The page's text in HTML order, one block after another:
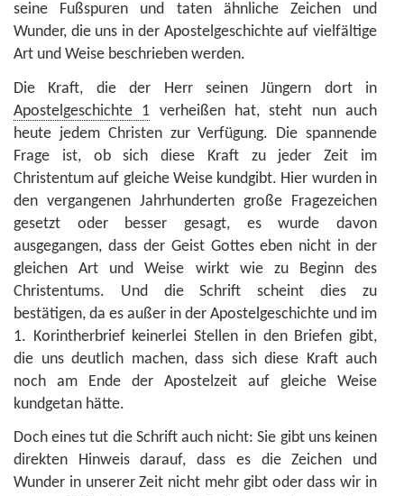
seine Fußspuren und taten ähnliche Zeichen und
Wunder, die uns in der Apostelgeschichte auf vielfältige
Art und Weise beschrieben werden.
Die Kraft, die der Herr seinen Jüngern dort in
Apostelgeschichte 1 verheißen hat, steht nun auch
heute jedem Christen zur Verfügung. Die spannende
Frage ist, ob sich diese Kraft zu jeder Zeit im
Christentum auf gleiche Weise kundgibt. Hier wurden in
den vergangenen Jahrhunderten große Fragezeichen
gesetzt oder besser gesagt, es wurde davon
ausgegangen, dass der Geist Gottes eben nicht in der
gleichen Art und Weise wirkt wie zu Beginn des
Christentums. Und die Schrift scheint dies zu
bestätigen, da es außer in der Apostelgeschichte und im
1. Korintherbrief keinerlei Stellen in den Briefen gibt,
die uns deutlich machen, dass sich diese Kraft auch
noch am Ende der Apostelzeit auf gleiche Weise
kundgetan hätte.
Doch eines tut die Schrift auch nicht: Sie gibt uns keinen
direkten Hinweis darauf, dass es die Zeichen und
Wunder in unserer Zeit nicht mehr gibt oder dass wir in